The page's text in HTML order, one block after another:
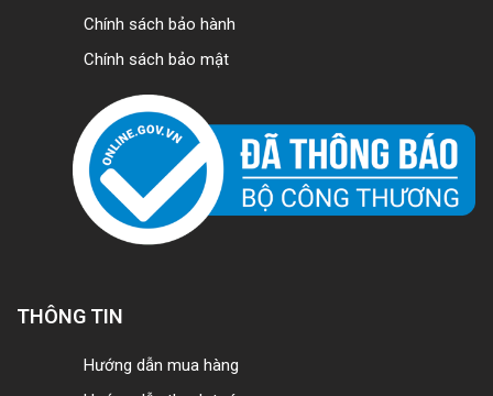
Chính sách bảo hành
Chính sách bảo mật
THÔNG TIN
Hướng dẫn mua hàng